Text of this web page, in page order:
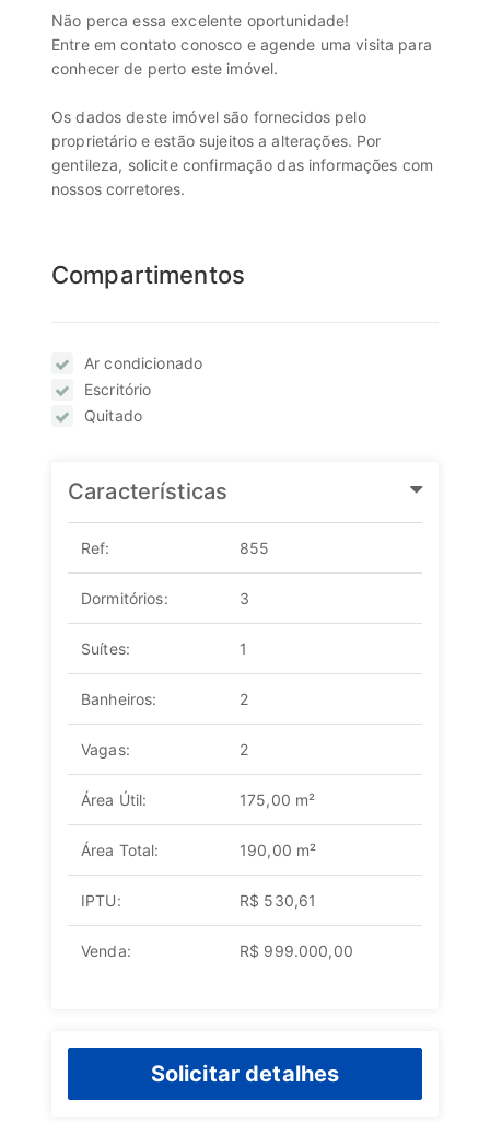
Não perca essa excelente oportunidade!
Entre em contato conosco e agende uma visita para
conhecer de perto este imóvel.
Os dados deste imóvel são fornecidos pelo
proprietário e estão sujeitos a alterações. Por
gentileza, solicite confirmação das informações com
nossos corretores.
Compartimentos
Ar condicionado
Escritório
Quitado
Características
Ref: 855
Dormitórios: 3
Suítes: 1
Banheiros: 2
Vagas: 2
Área Útil: 175,00 m²
Área Total: 190,00 m²
IPTU: R$ 530,61
Venda: R$ 999.000,00
Solicitar detalhes